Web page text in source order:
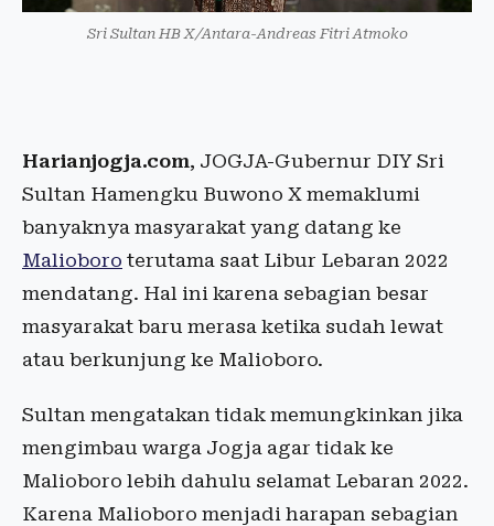
Sri Sultan HB X/Antara-Andreas Fitri Atmoko
Harianjogja.com, JOGJA-Gubernur DIY Sri
Sultan Hamengku Buwono X memaklumi
banyaknya masyarakat yang datang ke
Malioboro terutama saat Libur Lebaran 2022
mendatang. Hal ini karena sebagian besar
masyarakat baru merasa ketika sudah lewat
atau berkunjung ke Malioboro.
Sultan mengatakan tidak memungkinkan jika
mengimbau warga Jogja agar tidak ke
Malioboro lebih dahulu selamat Lebaran 2022.
Karena Malioboro menjadi harapan sebagian